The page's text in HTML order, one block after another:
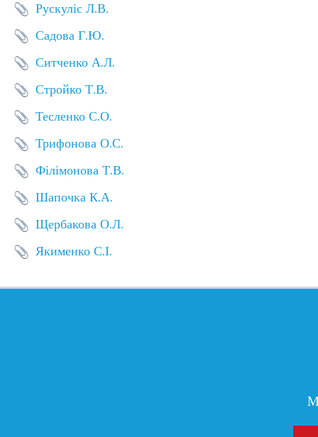
Рускуліс Л.В.
Садова Г.Ю.
Ситченко А.Л.
Стройко Т.В.
Тесленко С.О.
Трифонова О.С.
Філімонова Т.В.
Шапочка К.А.
Щербакова О.Л.
Якименко С.І.